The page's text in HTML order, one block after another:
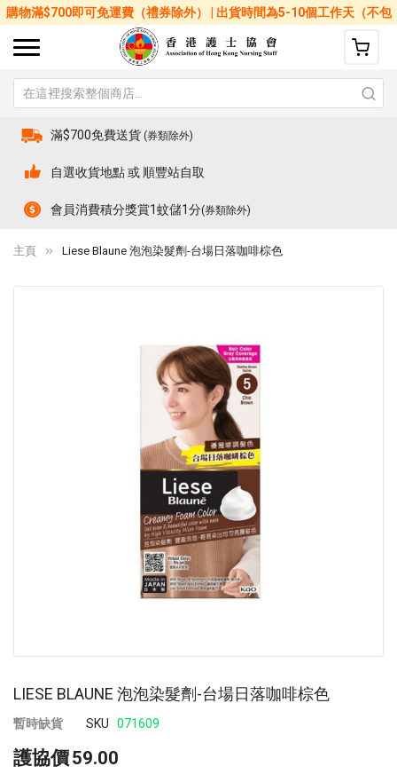
購物滿$700即可免運費（禮券除外） | 出貨時間為5-10個工作天（不包
括星期六、日及公眾假期）
滿$700免費送貨 (券類除外)
自選收貨地點 或 順豐站自取
會員消費積分獎賞1蚊儲1分(券類除外)
主頁 Liese Blaune 泡泡染髮劑-台場日落咖啡棕色
LIESE BLAUNE 泡泡染髮劑-台場日落咖啡棕色
暫時缺貨 SKU 071609
護協價59.00